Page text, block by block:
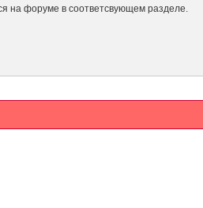
на форуме в соответсвующем разделе.